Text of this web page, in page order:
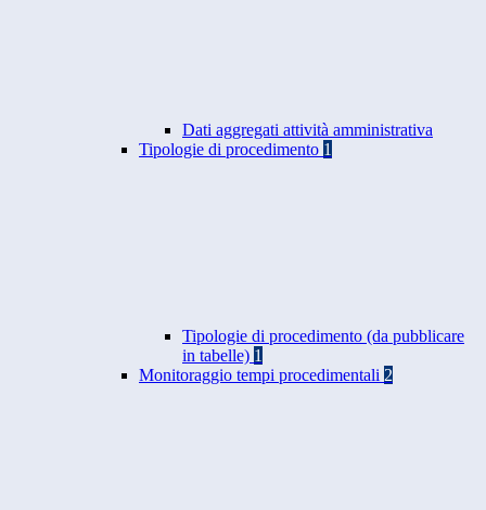
Dati aggregati attività amministrativa
Tipologie di procedimento 1
Tipologie di procedimento (da pubblicare
in tabelle) 1
Monitoraggio tempi procedimentali 2